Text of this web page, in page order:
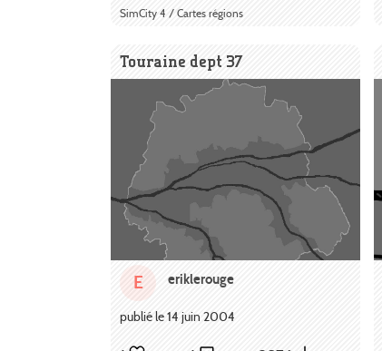
SimCity 4 / Cartes régions
Touraine dept 37
E eriklerouge
publié le 14 juin 2004